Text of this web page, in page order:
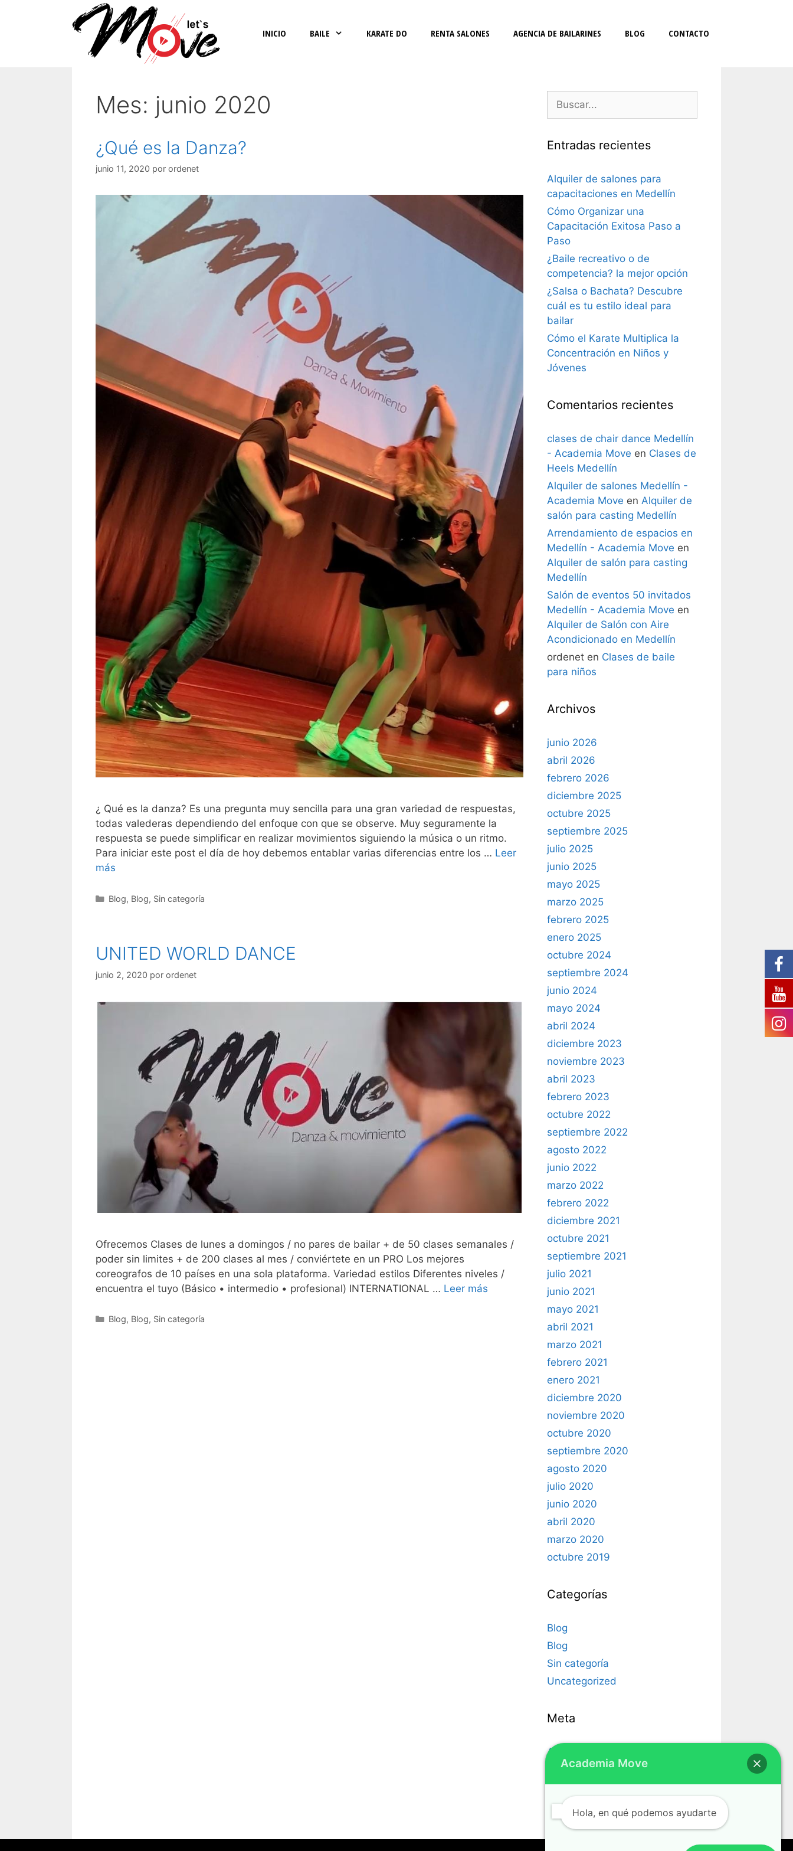
INICIO BAILE KARATE DO RENTA SALONES AGENCIA DE BAILARINES BLOG CONTACTO
Mes: junio 2020
¿Qué es la Danza?
junio 11, 2020 por ordenet
¿ Qué es la danza? Es una pregunta muy sencilla para una gran variedad de respuestas,
todas valederas dependiendo del enfoque con que se observe. Muy seguramente la
respuesta se puede simplificar en realizar movimientos siguiendo la música o un ritmo.
Para iniciar este post el día de hoy debemos entablar varias diferencias entre los … Leer
más
Categorías
Blog, Blog, Sin categoría
UNITED WORLD DANCE
junio 2, 2020 por ordenet
Ofrecemos Clases de lunes a domingos / no pares de bailar + de 50 clases semanales /
poder sin limites + de 200 clases al mes / conviértete en un PRO Los mejores
coreografos de 10 países en una sola plataforma. Variedad estilos Diferentes niveles /
encuentra el tuyo (Básico • intermedio • profesional) INTERNATIONAL … Leer más
Categorías
Blog, Blog, Sin categoría
Buscar:
Entradas recientes
Alquiler de salones para
capacitaciones en Medellín
Cómo Organizar una
Capacitación Exitosa Paso a
Paso
¿Baile recreativo o de
competencia? la mejor opción
¿Salsa o Bachata? Descubre
cuál es tu estilo ideal para
bailar
Cómo el Karate Multiplica la
Concentración en Niños y
Jóvenes
Comentarios recientes
clases de chair dance Medellín
- Academia Move en Clases de
Heels Medellín
Alquiler de salones Medellín -
Academia Move en Alquiler de
salón para casting Medellín
Arrendamiento de espacios en
Medellín - Academia Move en
Alquiler de salón para casting
Medellín
Salón de eventos 50 invitados
Medellín - Academia Move en
Alquiler de Salón con Aire
Acondicionado en Medellín
ordenet en Clases de baile
para niños
Archivos
junio 2026
abril 2026
febrero 2026
diciembre 2025
octubre 2025
septiembre 2025
julio 2025
junio 2025
mayo 2025
marzo 2025
febrero 2025
enero 2025
octubre 2024
septiembre 2024
junio 2024
mayo 2024
abril 2024
diciembre 2023
noviembre 2023
abril 2023
febrero 2023
octubre 2022
septiembre 2022
agosto 2022
junio 2022
marzo 2022
febrero 2022
diciembre 2021
octubre 2021
septiembre 2021
julio 2021
junio 2021
mayo 2021
abril 2021
marzo 2021
febrero 2021
enero 2021
diciembre 2020
noviembre 2020
octubre 2020
septiembre 2020
agosto 2020
julio 2020
junio 2020
abril 2020
marzo 2020
octubre 2019
Categorías
Blog
Blog
Sin categoría
Uncategorized
Meta
Acceder
Feed de entradas
Feed de comentarios
WordPress.org
Academia Move
Hola, en qué podemos ayudarte